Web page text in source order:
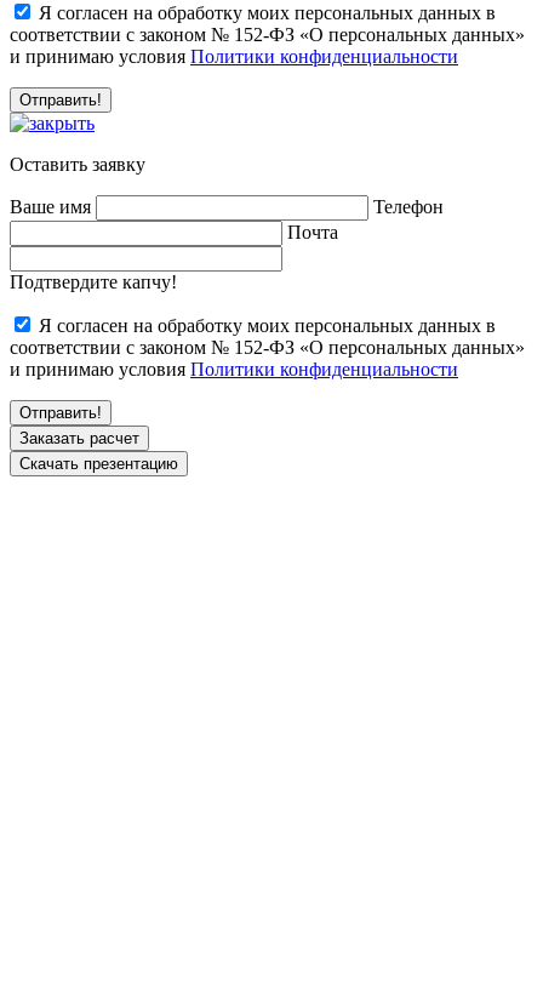
Я согласен на обработку моих персональных данных в
соответствии с законом № 152-ФЗ «О персональных данных»
и принимаю условия Политики конфиденциальности
Оставить заявку
Ваше имя
Телефон
Почта
Подтвердите капчу!
Я согласен на обработку моих персональных данных в
соответствии с законом № 152-ФЗ «О персональных данных»
и принимаю условия Политики конфиденциальности
Заказать расчет
Скачать презентацию